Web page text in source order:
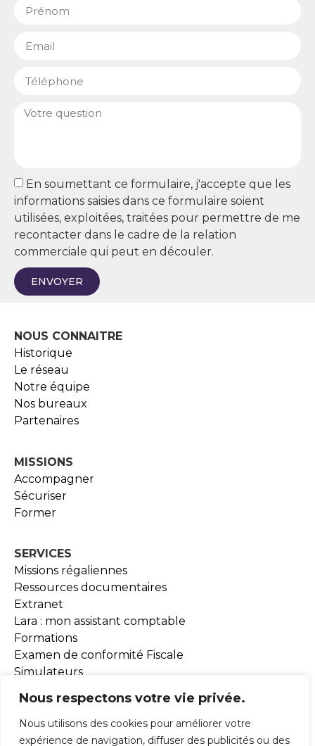
Nous respectons votre vie privée.
Nous utilisons des cookies pour améliorer votre
expérience de navigation, diffuser des publicités ou des
En soumettant ce formulaire, j'accepte que les
informations saisies dans ce formulaire soient
utilisées, exploitées, traitées pour permettre de me
recontacter dans le cadre de la relation
commerciale qui peut en découler.
ENVOYER
NOUS CONNAITRE
Historique
Le réseau
Notre équipe
Nos bureaux
Partenaires
MISSIONS
Accompagner
Sécuriser
Former
SERVICES
Missions régaliennes
Ressources documentaires
Extranet
Lara : mon assistant comptable
Formations
Examen de conformité Fiscale
Simulateurs
ADHESION